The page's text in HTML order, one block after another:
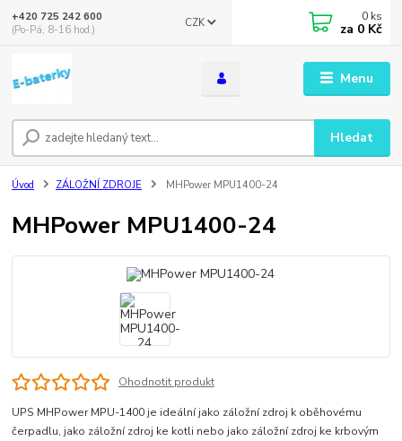
Menu
CZK
Hledat
+420 725 242 600
(Po-Pá, 8-16 hod.)
0 ks
za 0 Kč
Úvod ZÁLOŽNÍ ZDROJE MHPower MPU1400-24
MHPower MPU1400-24
Ohodnotit produkt
UPS MHPower MPU-1400 je ideální jako záložní zdroj k oběhovému
čerpadlu, jako záložní zdroj ke kotli nebo jako záložní zdroj ke krbovým